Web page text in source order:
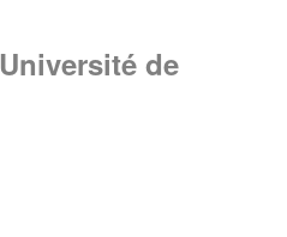
Université de